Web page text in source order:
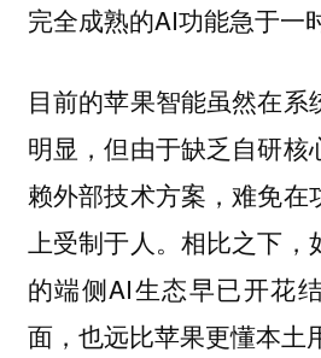
完全成熟的AI功能急于一
目前的苹果智能虽然在
明显，但由于缺乏自研核
赖外部技术方案，难免在
上受制于人。相比之下
的端侧AI生态早已开花
面，也远比苹果更懂本土